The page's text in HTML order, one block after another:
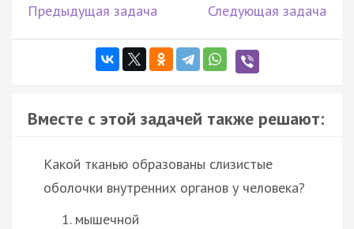
Предыдущая задача Следующая задача
Вместе с этой задачей также решают:
Какой тканью образованы слизистые
оболочки внутренних органов у человека?
мышечной